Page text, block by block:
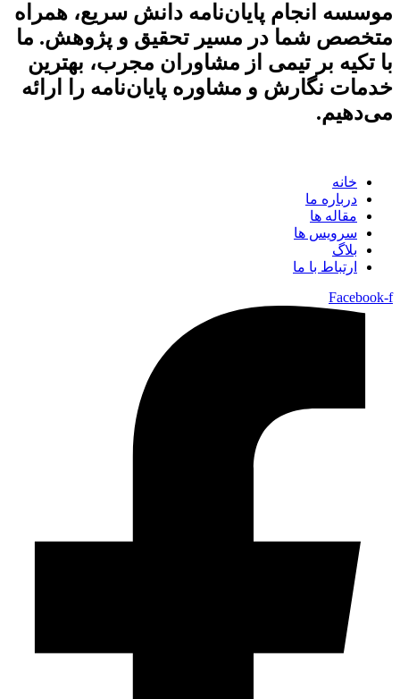
موسسه انجام پایان‌نامه دانش سریع، همراه
متخصص شما در مسیر تحقیق و پژوهش. ما
با تکیه بر تیمی از مشاوران مجرب، بهترین
خدمات نگارش و مشاوره پایان‌نامه را ارائه
می‌دهیم.
خانه
درباره ما
مقاله ها
سرویس ها
بلاگ
ارتباط با ما
Facebook-f